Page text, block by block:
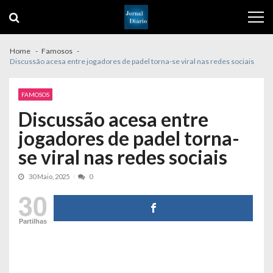
navigation
content
Home
Famosos
Discussão acesa entre jogadores de padel torna-se viral nas redes sociais
FAMOSOS
Discussão acesa entre
jogadores de padel torna-
se viral nas redes sociais
30 Maio, 2025 0
30
Partilhas